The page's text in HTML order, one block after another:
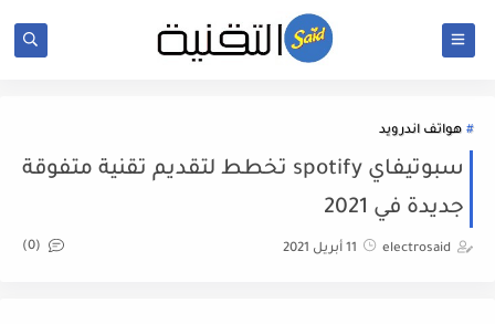
هواتف اندرويد
سبوتيفاي spotify تخطط لتقديم تقنية متفوقة
جديدة في 2021
electrosaid 11 أبريل 2021 (0)